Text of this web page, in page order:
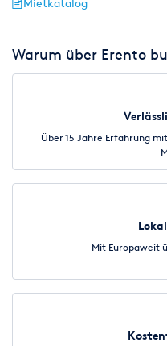
Mietkatalog
Warum über Erento
Über 15 Jahre Erfahrung
Mit Europaweit